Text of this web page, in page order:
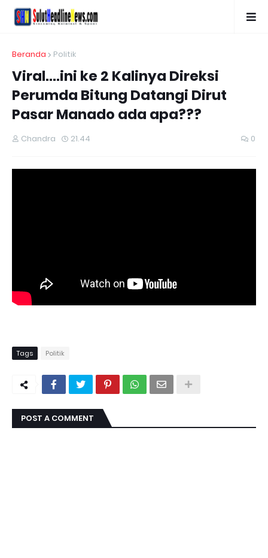
Beranda Politik
Viral....ini ke 2 Kalinya Direksi
Perumda Bitung Datangi Dirut
Pasar Manado ada apa???
Chandra 21.44 0
Tags Politik
POST A COMMENT